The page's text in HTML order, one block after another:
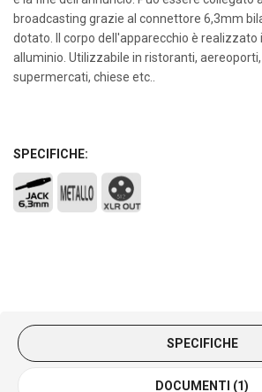
broadcasting grazie al connettore 6,3mm
dotato. Il corpo dell'apparecchio è
alluminio. Utilizzabile in ristoranti, aereoporti,
supermercati, chiese etc..
SPECIFICHE:
SPECIFICHE
DOCUMENTI (1)